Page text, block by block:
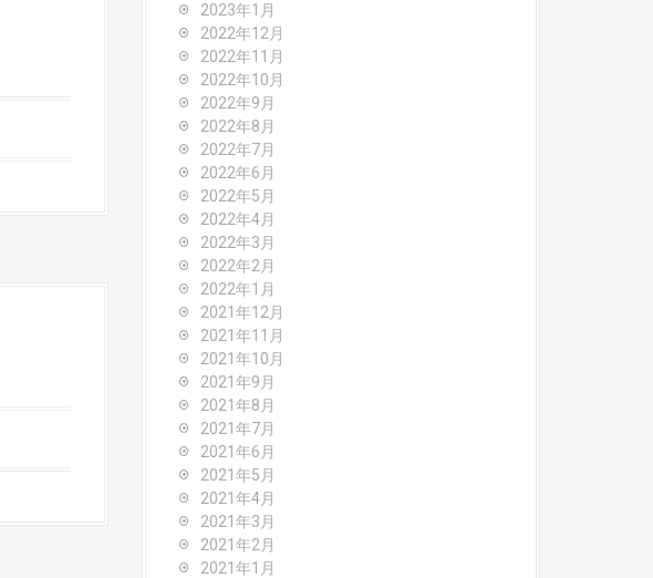
2023年1月
2022年12月
2022年11月
2022年10月
2022年9月
2022年8月
2022年7月
2022年6月
2022年5月
2022年4月
2022年3月
2022年2月
2022年1月
2021年12月
2021年11月
2021年10月
2021年9月
2021年8月
2021年7月
2021年6月
2021年5月
2021年4月
2021年3月
2021年2月
2021年1月